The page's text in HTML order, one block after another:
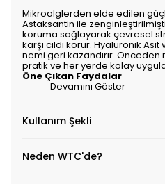
Mikroalglerden elde edilen
Astaksantin ile
koruma sağlayarak çevresel
karşı cildi korur. Hyalüronik
nemi geri kazandırır.
pratik ve her yerde kolay
Öne Çıkan Faydalar
Devamını Göster
Kullanım Şekli
Neden WTC'de?